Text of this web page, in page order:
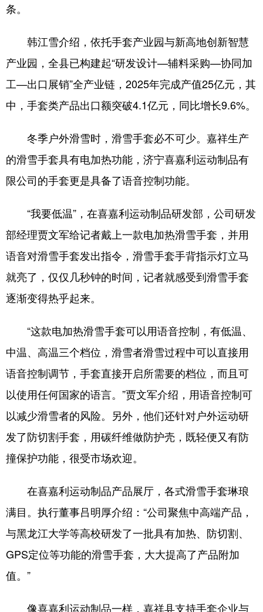
健康 微视齐鲁
多语种频道
English Español Français عربى
Русский язык 日本語 한국어
Deutsch Português
条。
韩江雪介绍，依托手套产业园与新高地创新智慧
产业园，全县已构建起“研发设计—辅料采购—协同加
工—出口展销”全产业链，2025年完成产值25亿元，其
中，手套类产品出口额突破4.1亿元，同比增长9.6%。
冬季户外滑雪时，滑雪手套必不可少。嘉祥生产
的滑雪手套具有电加热功能，济宁喜嘉利运动制品有
限公司的手套更是具备了语音控制功能。
“我要低温”，在喜嘉利运动制品研发部，公司研发
部经理贾文军给记者戴上一款电加热滑雪手套，并用
语音对滑雪手套发出指令，滑雪手套手背指示灯立马
就亮了，仅仅几秒钟的时间，记者就感受到滑雪手套
逐渐变得热乎起来。
“这款电加热滑雪手套可以用语音控制，有低温、
中温、高温三个档位，滑雪者滑雪过程中可以直接用
语音控制调节，手套直接开启所需要的档位，而且可
以使用任何国家的语言。”贾文军介绍，用语音控制可
以减少滑雪者的风险。另外，他们还针对户外运动研
发了防切割手套，用碳纤维做防护壳，既轻便又有防
撞保护功能，很受市场欢迎。
在喜嘉利运动制品产品展厅，各式滑雪手套琳琅
满目。执行董事吕明厚介绍：“公司聚焦中高端产品，
与黑龙江大学等高校研发了一批具有加热、防切割、
GPS定位等功能的滑雪手套，大大提高了产品附加
值。”
像喜嘉利运动制品一样，嘉祥县支持手套企业与